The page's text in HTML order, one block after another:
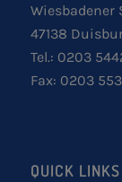
Wiesbadener
47138
Tel.: 0203
Fax: 0203
QUICK LINKS